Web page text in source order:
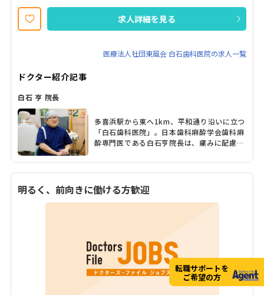
事を楽しんで下さい｡ご応募お待ちしております!!
求人詳細を見る
医療法人社団東風会 白石歯科医院の求人一覧
ドクター紹介記事
白石 亨 院長
多喜浜駅から東へ1km、平和通り沿いに立つ
「白石歯科医院」。日本歯科麻酔学会歯科麻
酔専門医である白石亨院長は、痛みに配慮し
ルームをはじめ歯科医院を怖い所と意識させ
ないようにさまざまな工夫を凝らしている。
また、訪問診療の体制も整えており、高齢者
食べるためのリハビリテーション、時にはエ
ンゼルケアも行うなど、患者の口と一生関わ
ってくれる歯科医院だ。怖くない治療や訪問
診療について、白石院長にじっくり語っても
明るく、前向きに働ける方歓迎
転職サポートを
ご希望の方